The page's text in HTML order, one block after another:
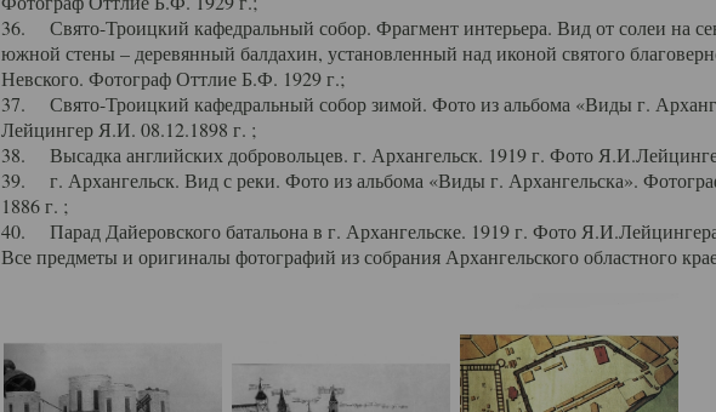
36. Свято-Троицкий кафедральный собор. Фрагмент интерьера. Вид от солеи на
южной стены – деревянный балдахин, установленный над иконой святого
Невского. Фотограф Оттлие Б.Ф. 1929 г.;
37. Свято-Троицкий кафедральный собор зимой. Фото из альбома «Виды г.
Лейцингер Я.И. 08.12.1898 г. ;
38. Высадка английских добровольцев. г. Архангельск. 1919 г. Фото
39. г. Архангельск. Вид с реки. Фото из альбома «Виды г. Архангельска».
1886 г. ;
40. Парад Дайеровского батальона в г. Архангельске. 1919 г. Фото
Все предметы и оригиналы фотографий из собрания Архангельского областного